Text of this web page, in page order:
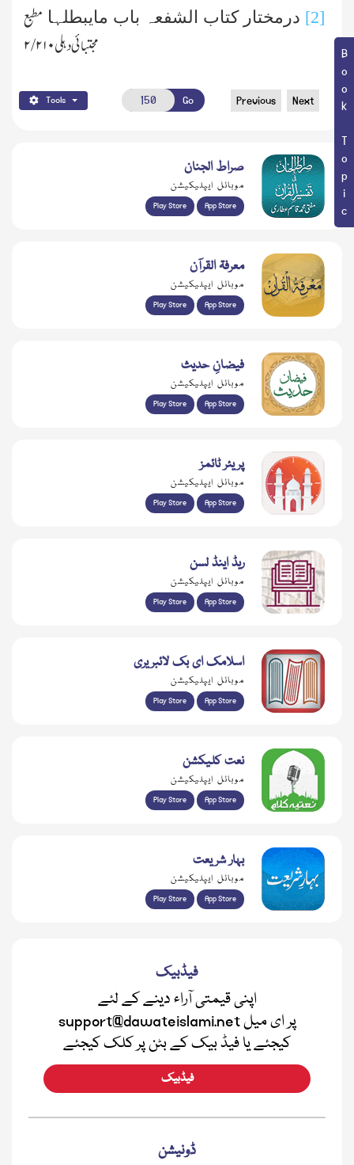
Book Topic
[2] درمختار کتاب الشفعہ باب مایبطلہا مطبع
مجتبائی دہلی ۲/۲۱۰
Tools Go Previous Next
صراط الجنان
موبائل ایپلیکیشن
Play Store App Store
معرفۃ القرآن
موبائل ایپلیکیشن
Play Store App Store
فیضانِ حدیث
موبائل ایپلیکیشن
Play Store App Store
پریئر ٹائمز
موبائل ایپلیکیشن
Play Store App Store
ریڈ اینڈ لسن
موبائل ایپلیکیشن
Play Store App Store
اسلامک ای بک لائبریری
موبائل ایپلیکیشن
Play Store App Store
نعت کلیکشن
موبائل ایپلیکیشن
Play Store App Store
بہار شریعت
موبائل ایپلیکیشن
Play Store App Store
فیڈبیک
اپنی قیمتی آراء دینے کے لئے
support@dawateislami.net پر ای میل
کیجئے یا فیڈ بیک کے بٹن پر کلک کیجئے
فیڈبیک
ڈونیشن